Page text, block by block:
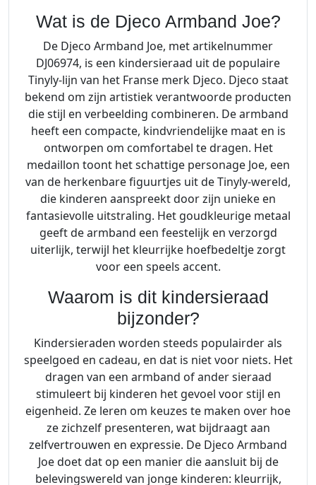
Wat is de Djeco Armband Joe?
De Djeco Armband Joe, met artikelnummer
DJ06974, is een kindersieraad uit de populaire
Tinyly-lijn van het Franse merk Djeco. Djeco staat
bekend om zijn artistiek verantwoorde producten
die stijl en verbeelding combineren. De armband
heeft een compacte, kindvriendelijke maat en is
ontworpen om comfortabel te dragen. Het
medaillon toont het schattige personage Joe, een
van de herkenbare figuurtjes uit de Tinyly-wereld,
die kinderen aanspreekt door zijn unieke en
fantasievolle uitstraling. Het goudkleurige metaal
geeft de armband een feestelijk en verzorgd
uiterlijk, terwijl het kleurrijke hoefbedeltje zorgt
voor een speels accent.
Waarom is dit kindersieraad
bijzonder?
Kindersieraden worden steeds populairder als
speelgoed en cadeau, en dat is niet voor niets. Het
dragen van een armband of ander sieraad
stimuleert bij kinderen het gevoel voor stijl en
eigenheid. Ze leren om keuzes te maken over hoe
ze zichzelf presenteren, wat bijdraagt aan
zelfvertrouwen en expressie. De Djeco Armband
Joe doet dat op een manier die aansluit bij de
belevingswereld van jonge kinderen: kleurrijk,